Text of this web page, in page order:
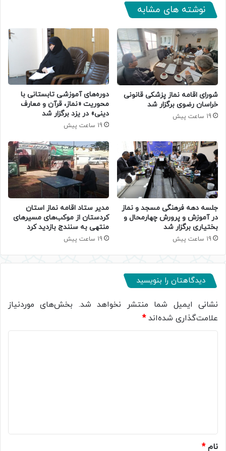
نوشته های مشابه
شورای اقامه نماز پزشکی قانونی
خراسان رضوی برگزار شد
19 ساعت پیش
دوره‌های آموزشی تابستانی با
محوریت «نماز، قرآن و معارف
دینی» در یزد برگزار شد
19 ساعت پیش
جلسه دهه فرهنگی مسجد و نماز
در آموزش و پرورش چهارمحال و
بختیاری برگزار شد
19 ساعت پیش
مدیر ستاد اقامه نماز استان
کردستان از موکب‌های مسیرهای
منتهی به سنندج بازدید کرد
19 ساعت پیش
دیدگاهتان را بنویسید
نشانی ایمیل شما منتشر نخواهد شد. بخش‌های موردنیاز
علامت‌گذاری شده‌اند*
نام*